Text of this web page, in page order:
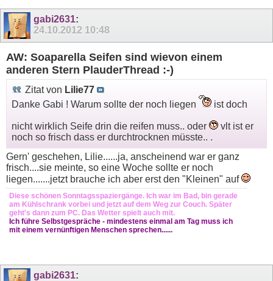
gabi2631:
24.10.2012 10:48
AW: Soaparella Seifen sind wievon einem
anderen Stern PlauderThread :-)
Zitat von Lilie77
Danke Gabi ! Warum sollte der noch liegen
ist doch
nicht wirklich Seife drin die reifen muss.. oder
vlt ist er
noch so frisch dass er durchtrocknen müsste.. .
Gern' geschehen, Lilie......ja, anscheinend war er ganz
frisch....sie meinte, so eine Woche sollte er noch
liegen.......jetzt brauche ich aber erst den "Kleinen" auf
Diese schönen Sonntagsspaziergänge. Ich war im Bad, bin gerade
am Kühlschrank vorbei und jetzt auf dem Weg zur Couch. Später
geht's dann zum PC. Das Wetter spielt auch mit.
Ich führe Selbstgespräche - mindestens einmal am Tag muss ich
mit einem vernünftigen Menschen sprechen......
gabi2631: